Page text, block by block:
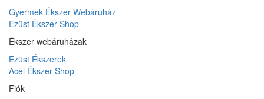
Gyermek Ékszer Webáruház
Ezüst Ékszer Shop
Ékszer webáruházak
Ezüst Ékszerek
Acél Ékszer Shop
Fiók